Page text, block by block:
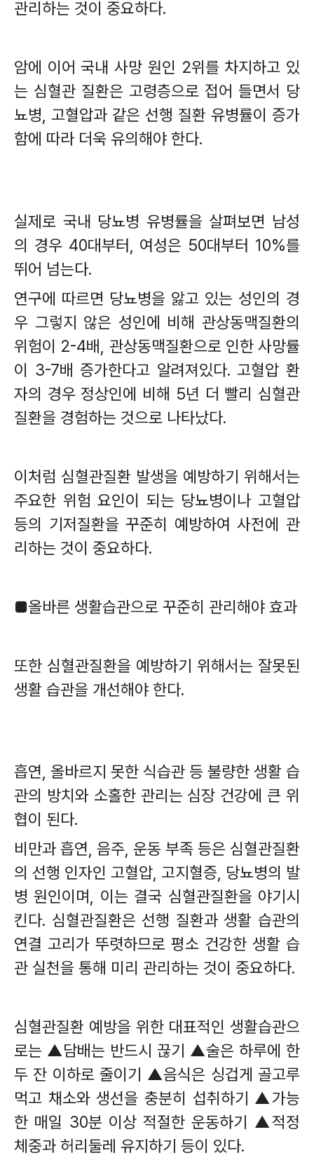
관리하는 것이 중요하다.
암에 이어 국내 사망 원인 2위를 차지하고 있
는 심혈관 질환은 고령층으로 접어 들면서 당
뇨병, 고혈압과 같은 선행 질환 유병률이 증가
함에 따라 더욱 유의해야 한다.
실제로 국내 당뇨병 유병률을 살펴보면 남성
의 경우 40대부터 여성은 50대부터 10%를
뛰어 넘는다.
연구에 따르면 당뇨병을 앓고 있는 성인의 경
우 그렇지 않은 성인에 비해 관상동맥질환의
위험이 2-4배, 관상동맥질환으로 인한 사망률
이 3-7배 증가한다고 알려져있다.고혈압 환
자의 경우 정상인에 비해 5년 더 빨리 심혈관
질환을 경험하는 것으로 나타났다.
이처럼 심혈관질환 발생을 예방하기 위해서는
주요한 위험 요인이 되는 당뇨병이나 고혈압
등의 기저질환을 꾸준히 예방하여 사전에 관
리하는 것이 중요하다.
■올바른 생활습관으로 꾸준히 관리해야 효과
또한 심혈관질환을 예방하기 위해서는 잘못된
생활 습관을 개선해야 한다.
흡연, 올바르지 못한 식습관 등 불량한 생활 습
관의 방치와 소홀한 관리는 심장 건강에 큰 위
협이 된다.
비만과 흡연, 음주, 운동 부족 등은 심혈관질환
의 선행 인자인 고혈압, 고지혈증, 당뇨병의 발
병 원인이며, 이는 결국 심혈관질환을 야기시
킨다. 심혈관질환은 선행 질환과 생활 습관의
연결 고리가 뚜렷하므로 평소 건강한 생활 습
관 실천을 통해 미리 관리하는 것이 중요하다.
심혈관질환 예방을 위한 대표적인 생활습관으
로는 ▲담배는 반드시 끊기 ▲술은 하루에 한
두 잔 이하로 줄이기 ▲음식은 싱겁게 골고루
먹고 채소와 생선을 충분히 섭취하기 ▲가능
한 매일 30분 이상 적절한 운동하기 ▲적정
체중과 허리둘레 유지하기 등이 있다.